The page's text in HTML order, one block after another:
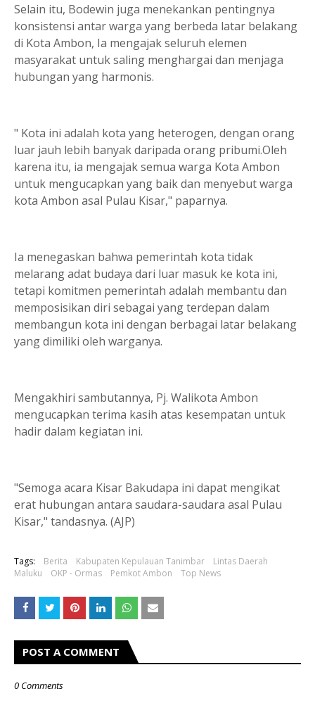
Selain itu, Bodewin juga menekankan pentingnya
konsistensi antar warga yang berbeda latar belakang
di Kota Ambon, Ia mengajak seluruh elemen
masyarakat untuk saling menghargai dan menjaga
hubungan yang harmonis.
" Kota ini adalah kota yang heterogen, dengan orang
luar jauh lebih banyak daripada orang pribumi.Oleh
karena itu, ia mengajak semua warga Kota Ambon
untuk mengucapkan yang baik dan menyebut warga
kota Ambon asal Pulau Kisar," paparnya.
Ia menegaskan bahwa pemerintah kota tidak
melarang adat budaya dari luar masuk ke kota ini,
tetapi komitmen pemerintah adalah membantu dan
memposisikan diri sebagai yang terdepan dalam
membangun kota ini dengan berbagai latar belakang
yang dimiliki oleh warganya.
Mengakhiri sambutannya, Pj. Walikota Ambon
mengucapkan terima kasih atas kesempatan untuk
hadir dalam kegiatan ini.
"Semoga acara Kisar Bakudapa ini dapat mengikat
erat hubungan antara saudara-saudara asal Pulau
Kisar," tandasnya. (AJP)
Tags: Berita Kabupaten Kepulauan Tanimbar
Lintas Daerah
Maluku
OKP - Ormas Pemkot Ambon Top News
POST A COMMENT
0 Comments